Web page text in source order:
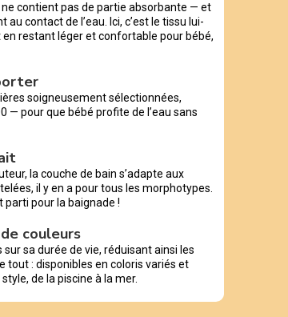
contient pas de partie absorbante — et
contact de l’eau. Ici, c’est le tissu lui-
restant léger et confortable pour bébé,
soigneusement sélectionnées,
— pour que bébé profite de l’eau sans
la couche de bain s’adapte aux
il y en a pour tous les morphotypes.
parti pour la baignade !
couleurs
sa durée de vie, réduisant ainsi les
tout : disponibles en coloris variés et
de la piscine à la mer.